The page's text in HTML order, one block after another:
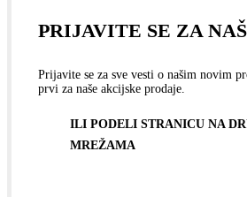
PRIJAVITE SE ZA
Prijavite se za sve vesti o našim novim
prvi za naše akcijske prodaje.
ILI PODELI STRANICU NA
MREŽAMA